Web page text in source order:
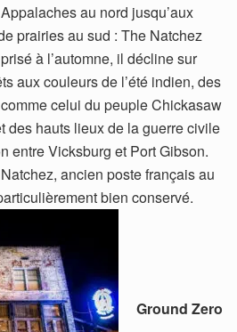
au nord jusqu’aux
prairies au sud : The Natchez
à l’automne, il décline sur
aux couleurs de l’été indien, des
celui du peuple Chickasaw
des hauts lieux de la guerre civile
entre Vicksburg et Port Gibson.
ancien poste français au
bien conservé.
Ground Zero